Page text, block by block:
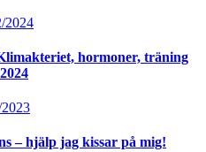
2024
hormoner, träning
– hjälp jag kissar på mig!